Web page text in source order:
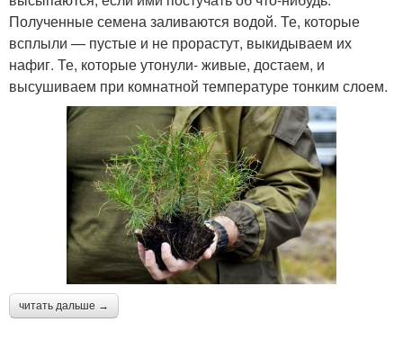
Полученные семена заливаются водой. Те, которые
всплыли — пустые и не прорастут, выкидываем их
нафиг. Те, которые утонули- живые, достаем, и
высушиваем при комнатной температуре тонким слоем.
читать дальше →